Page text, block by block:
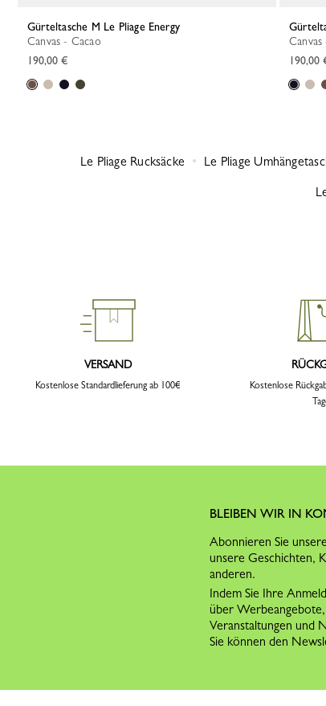
Gürteltasche M Le Pliage Energy
Canvas - Cacao
190,00 €
190,00
Le Pliage Rucksäcke Le Pliage
VERSAND
Kostenlose Standardlieferung ab 100€
Kostenlose
BLEIBEN WIR IN
Abonnieren Sie
unsere Geschichten,
anderen.
Indem Sie Ihre
über Werbeangebote,
Veranstaltungen und
Sie können den